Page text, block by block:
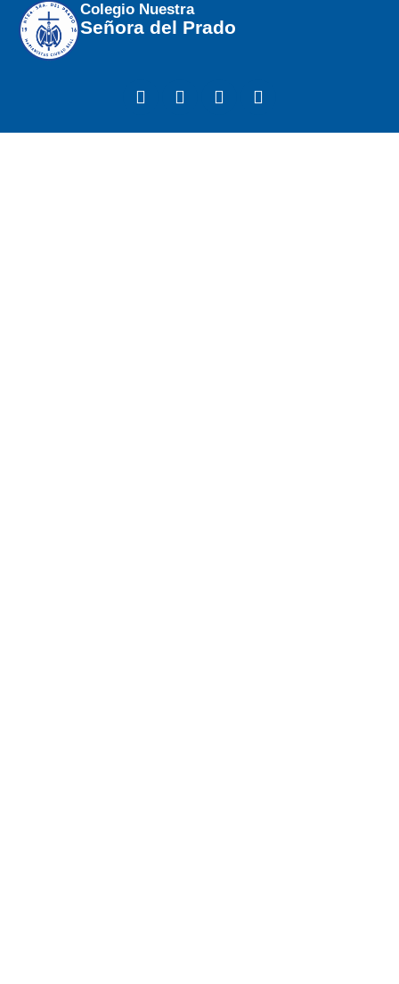
Colegio Nuestra
Señora del Prado